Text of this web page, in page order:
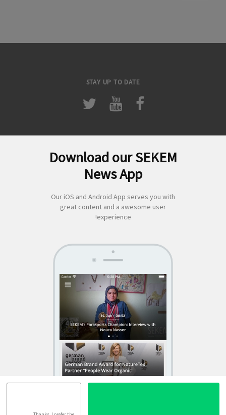
STAY UP TO DATE
About Us|Economy|Societal Life| Cultural Life
News|Media|Contact Us|Legal|Privacy
2018 SEKEM
Download our SEKEM
News App
Our iOS and Android App serves you with
great content and a awesome user
experience!